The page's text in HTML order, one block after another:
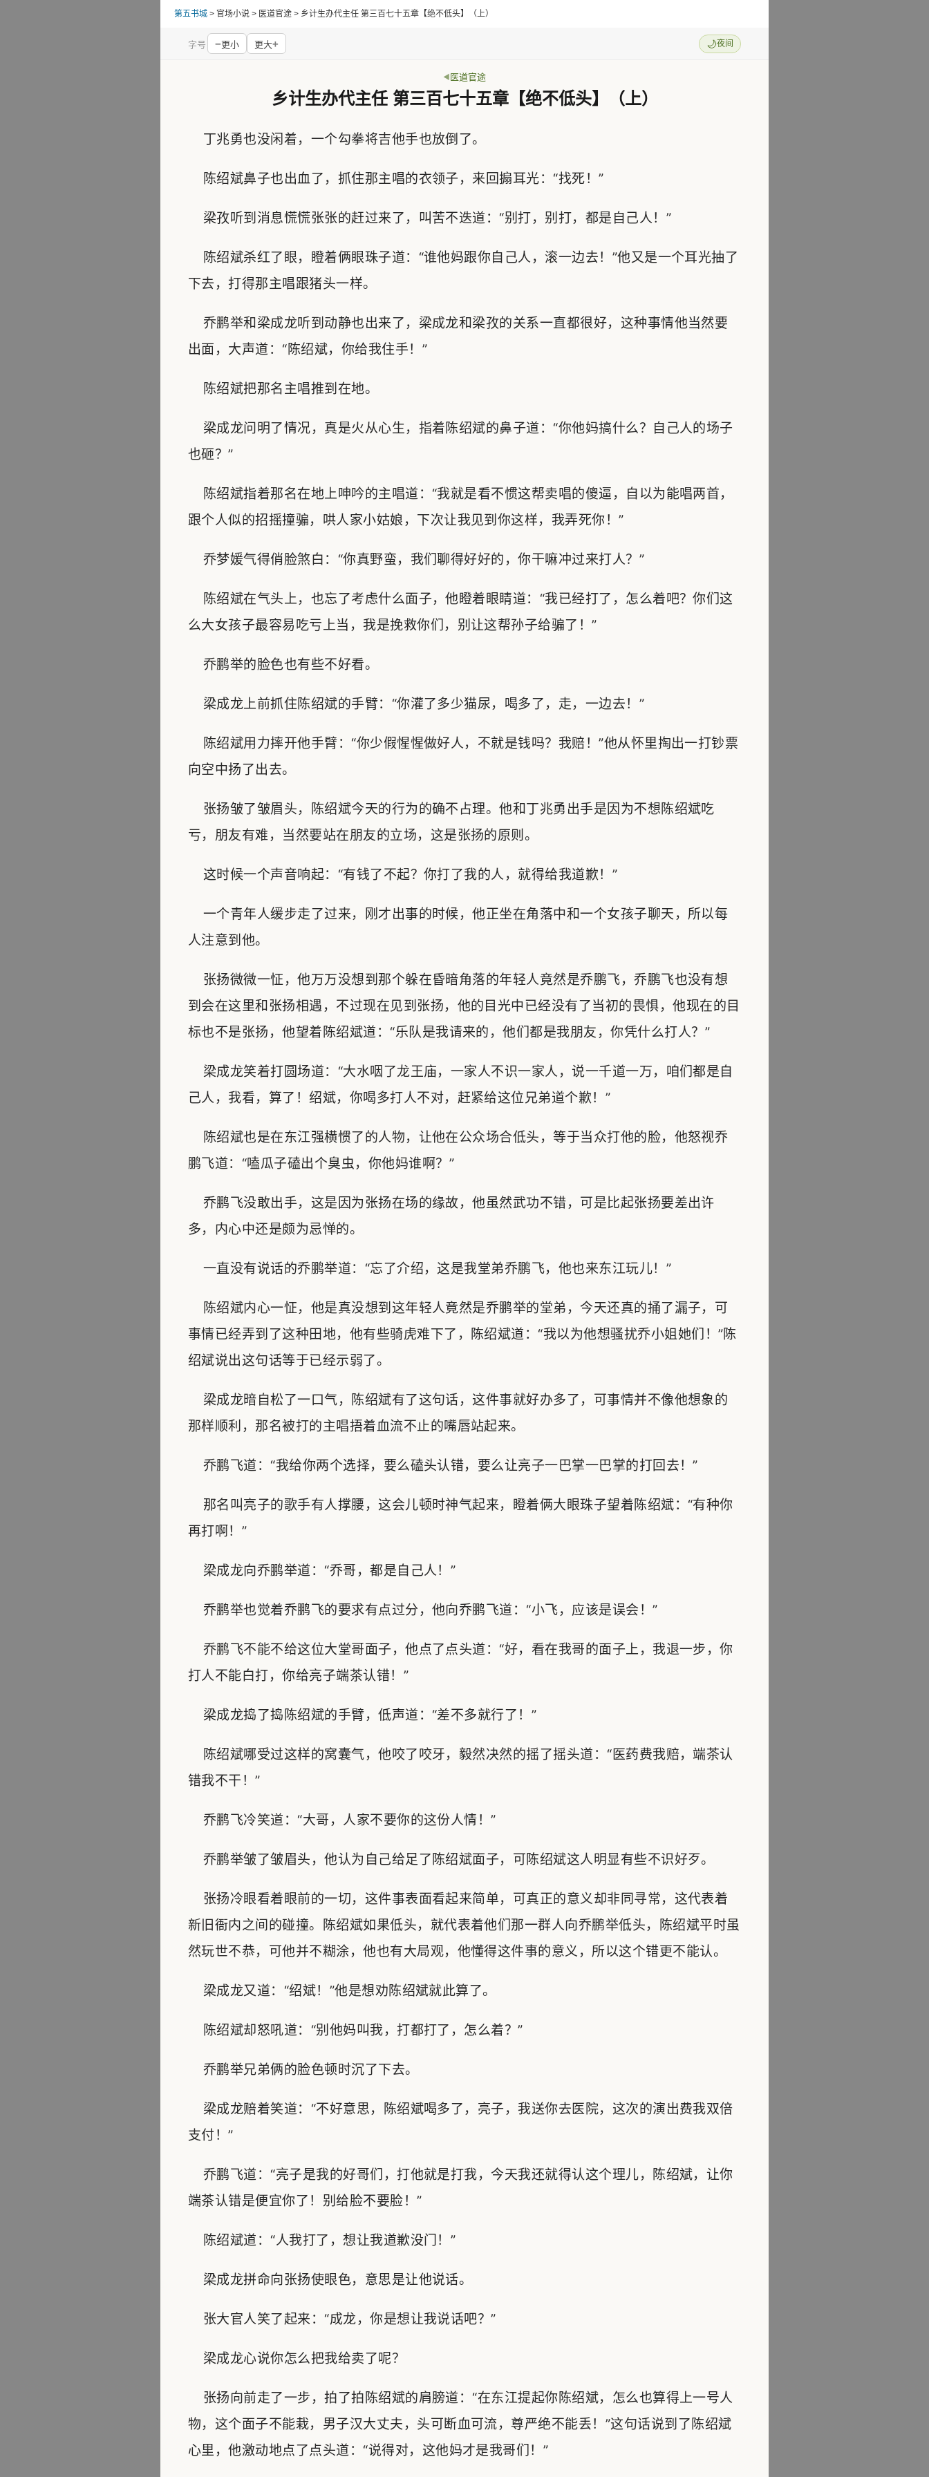
第五书城 > 官场小说 > 医道官途 > 乡计生办代主任 第三百七十五章【绝不低头】（上）
字号 −更小 更大+ 🌙夜间
医道官途
乡计生办代主任 第三百七十五章【绝不低头】（上）
丁兆勇也没闲着，一个勾拳将吉他手也放倒了。
陈绍斌鼻子也出血了，抓住那主唱的衣领子，来回搧耳光：“找死！”
梁孜听到消息慌慌张张的赶过来了，叫苦不迭道：“别打，别打，都是自己人！”
陈绍斌杀红了眼，瞪着俩眼珠子道：“谁他妈跟你自己人，滚一边去！”他又是一个耳光抽了
下去，打得那主唱跟猪头一样。
乔鹏举和梁成龙听到动静也出来了，梁成龙和梁孜的关系一直都很好，这种事情他当然要
出面，大声道：“陈绍斌，你给我住手！”
陈绍斌把那名主唱推到在地。
梁成龙问明了情况，真是火从心生，指着陈绍斌的鼻子道：“你他妈搞什么？自己人的场子
也砸？”
陈绍斌指着那名在地上呻吟的主唱道：“我就是看不惯这帮卖唱的傻逼，自以为能唱两首，
跟个人似的招摇撞骗，哄人家小姑娘，下次让我见到你这样，我弄死你！”
乔梦媛气得俏脸煞白：“你真野蛮，我们聊得好好的，你干嘛冲过来打人？”
陈绍斌在气头上，也忘了考虑什么面子，他瞪着眼睛道：“我已经打了，怎么着吧？你们这
么大女孩子最容易吃亏上当，我是挽救你们，别让这帮孙子给骗了！”
乔鹏举的脸色也有些不好看。
梁成龙上前抓住陈绍斌的手臂：“你灌了多少猫尿，喝多了，走，一边去！”
陈绍斌用力摔开他手臂：“你少假惺惺做好人，不就是钱吗？我赔！”他从怀里掏出一打钞票
向空中扬了出去。
张扬皱了皱眉头，陈绍斌今天的行为的确不占理。他和丁兆勇出手是因为不想陈绍斌吃
亏，朋友有难，当然要站在朋友的立场，这是张扬的原则。
这时候一个声音响起：“有钱了不起？你打了我的人，就得给我道歉！”
一个青年人缓步走了过来，刚才出事的时候，他正坐在角落中和一个女孩子聊天，所以每
人注意到他。
张扬微微一怔，他万万没想到那个躲在昏暗角落的年轻人竟然是乔鹏飞，乔鹏飞也没有想
到会在这里和张扬相遇，不过现在见到张扬，他的目光中已经没有了当初的畏惧，他现在的目
标也不是张扬，他望着陈绍斌道：“乐队是我请来的，他们都是我朋友，你凭什么打人？”
梁成龙笑着打圆场道：“大水咽了龙王庙，一家人不识一家人，说一千道一万，咱们都是自
己人，我看，算了！绍斌，你喝多打人不对，赶紧给这位兄弟道个歉！”
陈绍斌也是在东江强横惯了的人物，让他在公众场合低头，等于当众打他的脸，他怒视乔
鹏飞道：“嗑瓜子磕出个臭虫，你他妈谁啊？”
乔鹏飞没敢出手，这是因为张扬在场的缘故，他虽然武功不错，可是比起张扬要差出许
多，内心中还是颇为忌惮的。
一直没有说话的乔鹏举道：“忘了介绍，这是我堂弟乔鹏飞，他也来东江玩儿！”
陈绍斌内心一怔，他是真没想到这年轻人竟然是乔鹏举的堂弟，今天还真的捅了漏子，可
事情已经弄到了这种田地，他有些骑虎难下了，陈绍斌道：“我以为他想骚扰乔小姐她们！”陈
绍斌说出这句话等于已经示弱了。
梁成龙暗自松了一口气，陈绍斌有了这句话，这件事就好办多了，可事情并不像他想象的
那样顺利，那名被打的主唱捂着血流不止的嘴唇站起来。
乔鹏飞道：“我给你两个选择，要么磕头认错，要么让亮子一巴掌一巴掌的打回去！”
那名叫亮子的歌手有人撑腰，这会儿顿时神气起来，瞪着俩大眼珠子望着陈绍斌：“有种你
再打啊！”
梁成龙向乔鹏举道：“乔哥，都是自己人！”
乔鹏举也觉着乔鹏飞的要求有点过分，他向乔鹏飞道：“小飞，应该是误会！”
乔鹏飞不能不给这位大堂哥面子，他点了点头道：“好，看在我哥的面子上，我退一步，你
打人不能白打，你给亮子端茶认错！”
梁成龙捣了捣陈绍斌的手臂，低声道：“差不多就行了！”
陈绍斌哪受过这样的窝囊气，他咬了咬牙，毅然决然的摇了摇头道：“医药费我赔，端茶认
错我不干！”
乔鹏飞冷笑道：“大哥，人家不要你的这份人情！”
乔鹏举皱了皱眉头，他认为自己给足了陈绍斌面子，可陈绍斌这人明显有些不识好歹。
张扬冷眼看着眼前的一切，这件事表面看起来简单，可真正的意义却非同寻常，这代表着
新旧衙内之间的碰撞。陈绍斌如果低头，就代表着他们那一群人向乔鹏举低头，陈绍斌平时虽
然玩世不恭，可他并不糊涂，他也有大局观，他懂得这件事的意义，所以这个错更不能认。
梁成龙又道：“绍斌！”他是想劝陈绍斌就此算了。
陈绍斌却怒吼道：“别他妈叫我，打都打了，怎么着？”
乔鹏举兄弟俩的脸色顿时沉了下去。
梁成龙赔着笑道：“不好意思，陈绍斌喝多了，亮子，我送你去医院，这次的演出费我双倍
支付！”
乔鹏飞道：“亮子是我的好哥们，打他就是打我，今天我还就得认这个理儿，陈绍斌，让你
端茶认错是便宜你了！别给脸不要脸！”
陈绍斌道：“人我打了，想让我道歉没门！”
梁成龙拼命向张扬使眼色，意思是让他说话。
张大官人笑了起来：“成龙，你是想让我说话吧？”
梁成龙心说你怎么把我给卖了呢？
张扬向前走了一步，拍了拍陈绍斌的肩膀道：“在东江提起你陈绍斌，怎么也算得上一号人
物，这个面子不能栽，男子汉大丈夫，头可断血可流，尊严绝不能丢！”这句话说到了陈绍斌
心里，他激动地点了点头道：“说得对，这他妈才是我哥们！”